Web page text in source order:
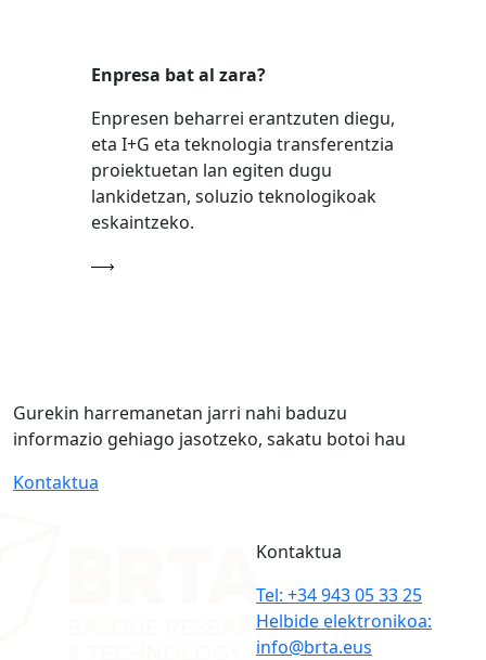
Enpresa bat al zara?
Enpresen beharrei erantzuten diegu,
eta I+G eta teknologia transferentzia
proiektuetan lan egiten dugu
lankidetzan, soluzio teknologikoak
eskaintzeko.
Gurekin harremanetan jarri nahi baduzu
informazio gehiago jasotzeko, sakatu botoi hau
Kontaktua
Kontaktua
Tel: +34 943 05 33 25
Helbide elektronikoa:
info@brta.eus